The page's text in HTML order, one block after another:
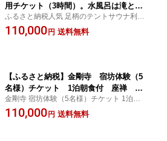
用チケット（3時間）。水風呂は滝と
川！手ぶらでレンタル。5名様まで参加
可能【サウナ アウトドア 研修 レクレー
ふるさと納税人気 足柄のテントサウナ利用
チケット 水風呂は滝と川 手ぶらでレンタル
神奈川県 南足柄市 日帰り、貸切のアウトド
110,000 円 送料無料
【ふるさと納税】金剛寺 宿坊体験（5
名様）チケット 1泊朝食付 座禅 写
経 朝のお勤め 食事作法など禅のプチ
修行体験【禅寺 1泊できる プチ修行
金剛寺 宿坊体験（5名様）チケット 1泊朝食
付 座禅 写経 朝のお勤め 食事作法など禅の
プチ修行体験 神奈川県 南足柄市
110,000 円 送料無料